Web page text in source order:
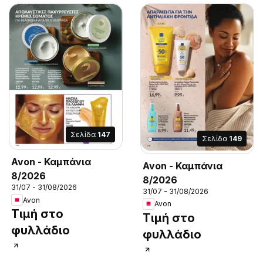
Σελίδα 147
Avon - Καμπάνια
8/2026
31/07 - 31/08/2026
Avon
Τιμή στο
φυλλάδιο
Σελίδα 149
Avon - Καμπάνια
8/2026
31/07 - 31/08/2026
Avon
Τιμή στο
φυλλάδιο